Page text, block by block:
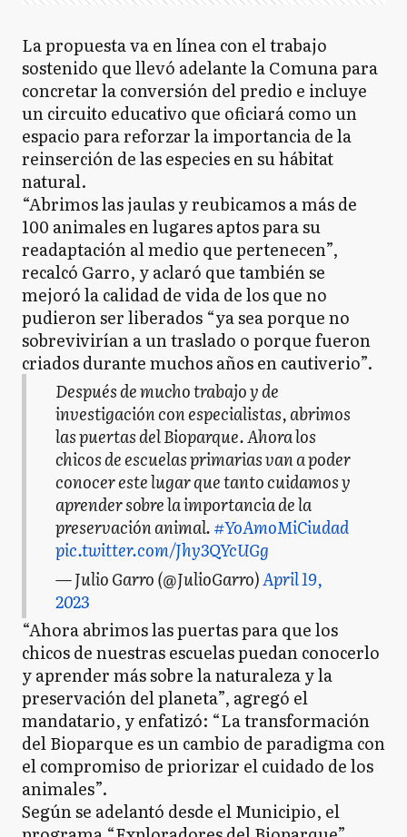
La propuesta va en línea con el trabajo
sostenido que llevó adelante la Comuna para
concretar la conversión del predio e incluye
un circuito educativo que oficiará como un
espacio para reforzar la importancia de la
reinserción de las especies en su hábitat
natural.
“Abrimos las jaulas y reubicamos a más de
100 animales en lugares aptos para su
readaptación al medio que pertenecen”,
recalcó Garro, y aclaró que también se
mejoró la calidad de vida de los que no
pudieron ser liberados “ya sea porque no
sobrevivirían a un traslado o porque fueron
criados durante muchos años en cautiverio”.
Después de mucho trabajo y de
investigación con especialistas, abrimos
las puertas del Bioparque. Ahora los
chicos de escuelas primarias van a poder
conocer este lugar que tanto cuidamos y
aprender sobre la importancia de la
preservación animal.#YoAmoMiCiudad
pic.twitter.com/Jhy3QYcUGg
— Julio Garro (@JulioGarro)April 19,
2023
“Ahora abrimos las puertas para que los
chicos de nuestras escuelas puedan conocerlo
y aprender más sobre la naturaleza y la
preservación del planeta”, agregó el
mandatario, y enfatizó: “La transformación
del Bioparque es un cambio de paradigma con
el compromiso de priorizar el cuidado de los
animales”.
Según se adelantó desde el Municipio, el